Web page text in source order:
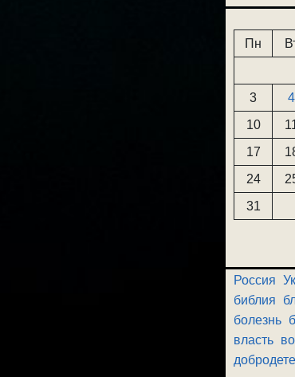
Пн
3
4
10
17
24
31
Россия
библия
болезнь
власть